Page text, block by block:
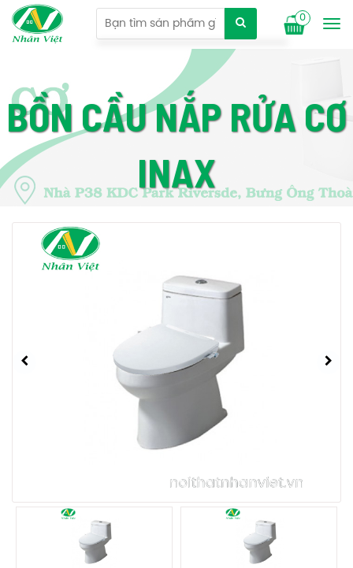
0
BỒN CẦU NẮP RỬA CƠ
INAX